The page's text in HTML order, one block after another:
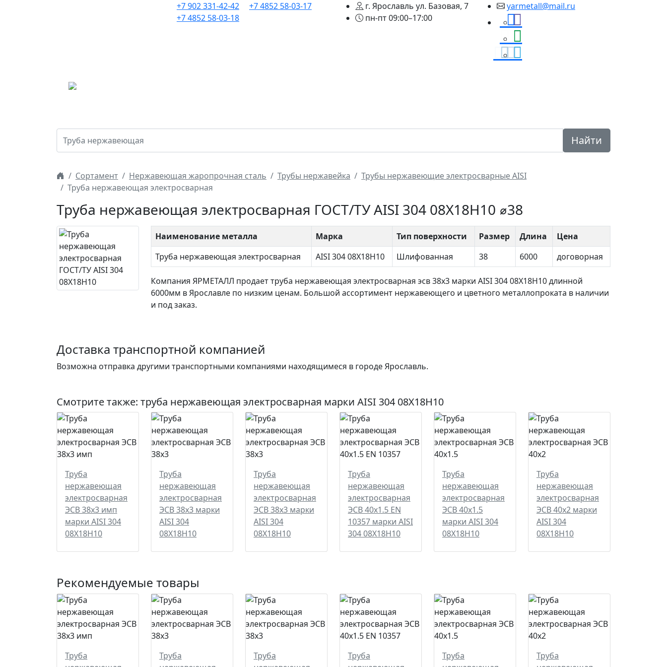
+7 902 331-42-42
+7 4852 58-03-17
+7 4852 58-03-18
г. Ярославль ул. Базовая, 7
пн-пт 09:00–17:00
yarmetall@mail.ru
Найти
Сортамент Нержавеющая жаропрочная сталь Трубы нержавейка
Трубы нержавеющие электросварные AISI
Труба нержавеющая электросварная
Труба нержавеющая электросварная ГОСТ/ТУ AISI 304 08Х18Н10 ⌀38
Наименование металла Марка Тип поверхности Размер Длина
Цена
Труба нержавеющая электросварная
AISI 304 08Х18Н10 Шлифованная 38 6000 договорная
Компания ЯРМЕТАЛЛ продаеттруба нержавеющая электросварная эсв 38х3 марки AISI 304 08Х18Н10 длинной
6000мм в Ярославле по низким ценам. Большой ассортимент нержавеющего и цветного металлопроката в наличии
и под заказ.
Доставка транспортной компанией
Возможна отправка другими транспортными компаниями находящимеся в городе Ярославль.
Смотрите также: труба нержавеющая электросварная марки AISI 304 08Х18Н10
Труба
нержавеющая
электросварная
ЭСВ 38х3 имп
марки AISI 304
08Х18Н10
Труба
нержавеющая
электросварная
ЭСВ 38х3 марки
AISI 304
08Х18Н10
Труба
нержавеющая
электросварная
ЭСВ 38х3 марки
AISI 304
08Х18Н10
Труба
нержавеющая
электросварная
ЭСВ 40х1.5 EN
10357 марки AISI
304 08Х18Н10
Труба
нержавеющая
электросварная
ЭСВ 40х1.5
марки AISI 304
08Х18Н10
Труба
нержавеющая
электросварная
ЭСВ 40х2 марки
AISI 304
08Х18Н10
Рекомендуемые товары
Труба
Труба
Труба
Труба
Труба
Труба